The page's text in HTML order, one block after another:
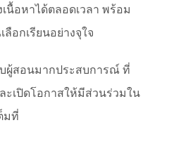
นื้อหาได้ตลอดเวลา พร้อม
อกเรียนอย่างจุใจ
ผู้สอนมากประสบการณ์ ที่
เปิดโอกาสให้มีส่วนร่วมใน
มที่